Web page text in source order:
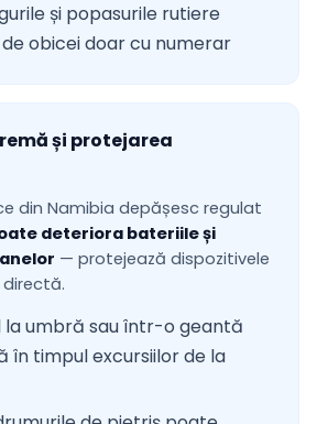
și popasurile rutiere
obicei doar cu numerar
și protejarea
din Namibia depășesc regulat
deteriora bateriile și
— protejează dispozitivele
la umbră sau într-o geantă
în timpul excursiilor de la